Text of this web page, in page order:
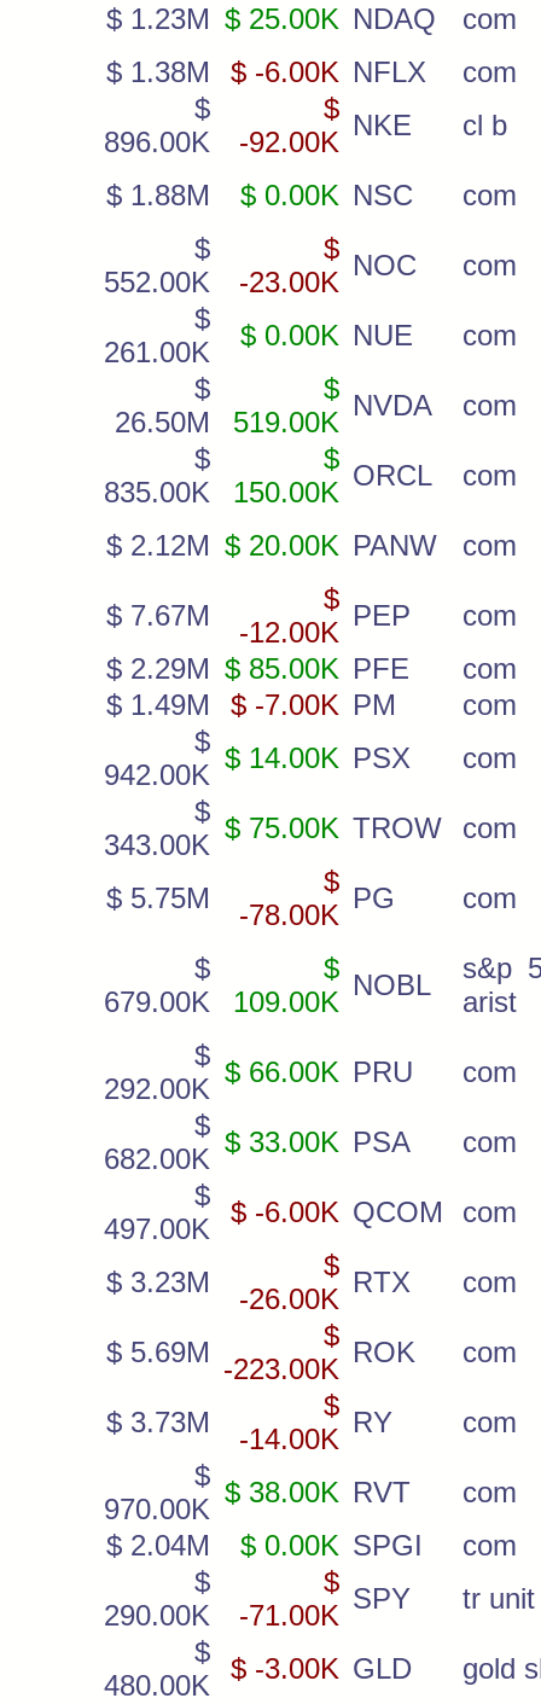
$ 1.23M $ 25.00K NDAQ
com
$ 1.38M
$ -6.00K NFLX
com
$
896.00K
$
-92.00K
NKE cl b
$ 1.88M $ 0.00K NSC
com
$
552.00K
$
-23.00K
NOC
com
$
261.00K
$ 0.00K NUE
com
$
26.50M
$
519.00K
NVDA
com
$
835.00K
$
150.00K
ORCL com
$ 2.12M $ 20.00K PANW com
$ 7.67M
$
-12.00K
PEP
com
$ 2.29M $ 85.00K PFE
com
$ 1.49M
$ -7.00K PM
com
$
942.00K
$ 14.00K PSX
com
$
343.00K
$ 75.00K TROW com
$ 5.75M
$
-78.00K
PG com
$
679.00K
$
109.00K
NOBL
s&p
arist
$
292.00K
$ 66.00K PRU
com
$
682.00K
$ 33.00K PSA
com
$
497.00K
$ -6.00K QCOM com
$ 3.23M
$
-26.00K
RTX com
$ 5.69M
$
-223.00K
ROK com
$ 3.73M
$
-14.00K
RY
com
$
970.00K
$ 38.00K RVT
com
$ 2.04M
$ 0.00K SPGI
com
$
290.00K
$
-71.00K
SPY
tr unit
$
480.00K
$ -3.00K GLD gold